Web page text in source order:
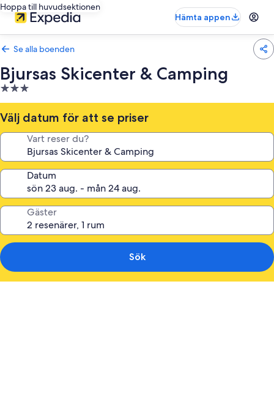
Hoppa till huvudsektionen
Hämta appen
Se alla boenden
Bjursas Skicenter & Camping
3.0-
stjärnigt
boende
Välj datum för att se priser
Vart reser du?
Datum
Gäster
Sök